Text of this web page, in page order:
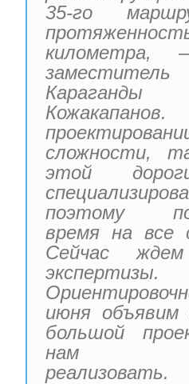
35-го
километра,
сложности,
этой
поэтому
время на все
Сейчас ждем
экспертизы.
июня объявим
большой
нам
реализовать.